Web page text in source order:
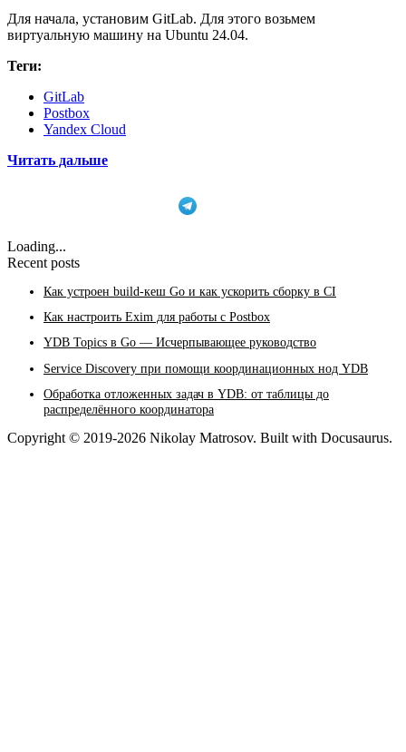
Для начала, установим GitLab. Для этого возьмем
виртуальную машину на Ubuntu 24.04.
Теги:
GitLab
Postbox
Yandex Cloud
Читать дальше
Loading...
Recent posts
Как устроен build-кеш Go и как ускорить сборку в CI
Как настроить Exim для работы с Postbox
YDB Topics в Go — Исчерпывающее руководство
Service Discovery при помощи координационных нод YDB
Обработка отложенных задач в YDB: от таблицы до
распределённого координатора
Copyright © 2019-2026 Nikolay Matrosov. Built with Docusaurus.